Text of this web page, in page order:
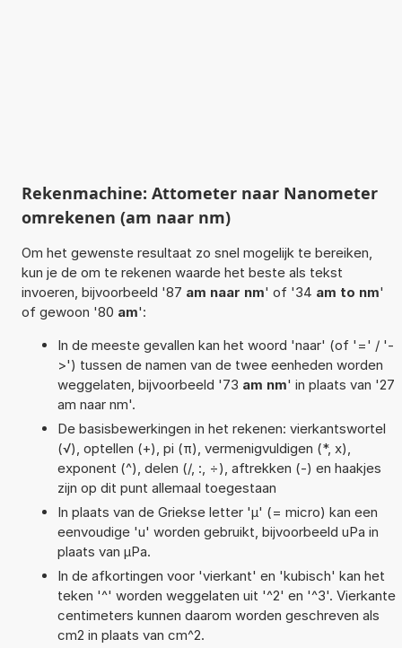
Rekenmachine: Attometer naar Nanometer
omrekenen (am naar nm)
Om het gewenste resultaat zo snel mogelijk te bereiken,
kun je de om te rekenen waarde het beste als tekst
invoeren, bijvoorbeeld '87 am naar nm' of '34 am to nm'
of gewoon '80 am':
In de meeste gevallen kan het woord 'naar' (of '=' / '-
>') tussen de namen van de twee eenheden worden
weggelaten, bijvoorbeeld '73 am nm' in plaats van '27
am naar nm'.
De basisbewerkingen in het rekenen: vierkantswortel
(√), optellen (+), pi (π), vermenigvuldigen (*, x),
exponent (^), delen (/, :, ÷), aftrekken (-) en haakjes
zijn op dit punt allemaal toegestaan
In plaats van de Griekse letter 'µ' (= micro) kan een
eenvoudige 'u' worden gebruikt, bijvoorbeeld uPa in
plaats van µPa.
In de afkortingen voor 'vierkant' en 'kubisch' kan het
teken '^' worden weggelaten uit '^2' en '^3'. Vierkante
centimeters kunnen daarom worden geschreven als
cm2 in plaats van cm^2.